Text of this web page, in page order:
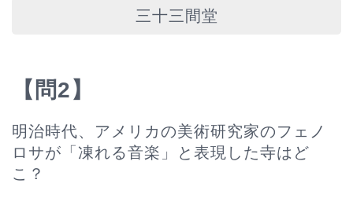
三十三間堂
【問2】
明治時代、アメリカの美術研究家のフェノ
ロサが「凍れる音楽」と表現した寺はど
こ？